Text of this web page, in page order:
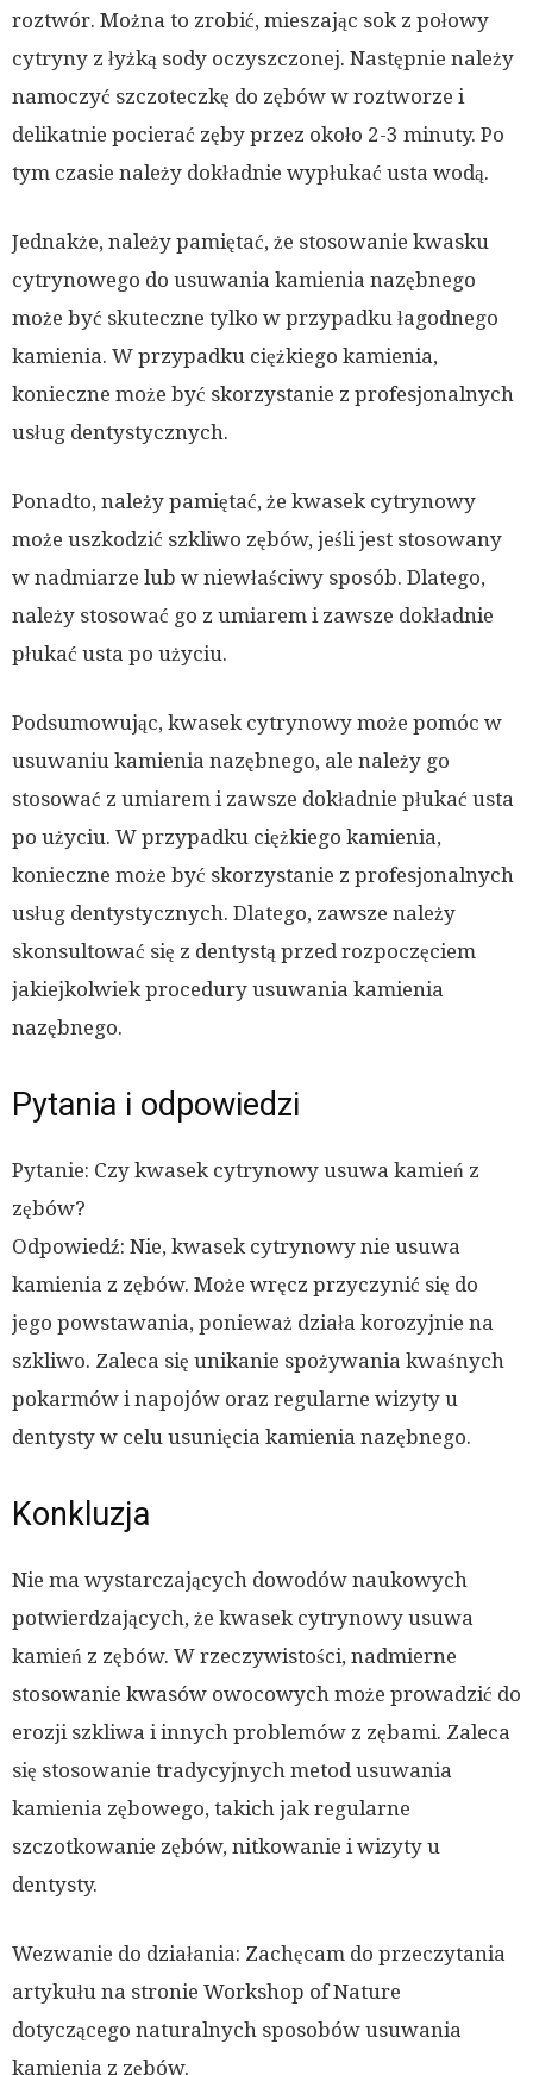
roztwór. Można to zrobić, mieszając sok z połowy
cytryny z łyżką sody oczyszczonej. Następnie należy
namoczyć szczoteczkę do zębów w roztworze i
delikatnie pocierać zęby przez około 2-3 minuty. Po
tym czasie należy dokładnie wypłukać usta wodą.
Jednakże, należy pamiętać, że stosowanie kwasku
cytrynowego do usuwania kamienia nazębnego
może być skuteczne tylko w przypadku łagodnego
kamienia. W przypadku ciężkiego kamienia,
konieczne może być skorzystanie z profesjonalnych
usług dentystycznych.
Ponadto, należy pamiętać, że kwasek cytrynowy
może uszkodzić szkliwo zębów, jeśli jest stosowany
w nadmiarze lub w niewłaściwy sposób. Dlatego,
należy stosować go z umiarem i zawsze dokładnie
płukać usta po użyciu.
Podsumowując, kwasek cytrynowy może pomóc w
usuwaniu kamienia nazębnego, ale należy go
stosować z umiarem i zawsze dokładnie płukać usta
po użyciu. W przypadku ciężkiego kamienia,
konieczne może być skorzystanie z profesjonalnych
usług dentystycznych. Dlatego, zawsze należy
skonsultować się z dentystą przed rozpoczęciem
jakiejkolwiek procedury usuwania kamienia
nazębnego.
Pytania i odpowiedzi
Pytanie: Czy kwasek cytrynowy usuwa kamień z
zębów?
Odpowiedź: Nie, kwasek cytrynowy nie usuwa
kamienia z zębów. Może wręcz przyczynić się do
jego powstawania, ponieważ działa korozyjnie na
szkliwo. Zaleca się unikanie spożywania kwaśnych
pokarmów i napojów oraz regularne wizyty u
dentysty w celu usunięcia kamienia nazębnego.
Konkluzja
Nie ma wystarczających dowodów naukowych
potwierdzających, że kwasek cytrynowy usuwa
kamień z zębów. W rzeczywistości, nadmierne
stosowanie kwasów owocowych może prowadzić do
erozji szkliwa i innych problemów z zębami. Zaleca
się stosowanie tradycyjnych metod usuwania
kamienia zębowego, takich jak regularne
szczotkowanie zębów, nitkowanie i wizyty u
dentysty.
Wezwanie do działania: Zachęcam do przeczytania
artykułu na stronie Workshop of Nature
dotyczącego naturalnych sposobów usuwania
kamienia z zębów.